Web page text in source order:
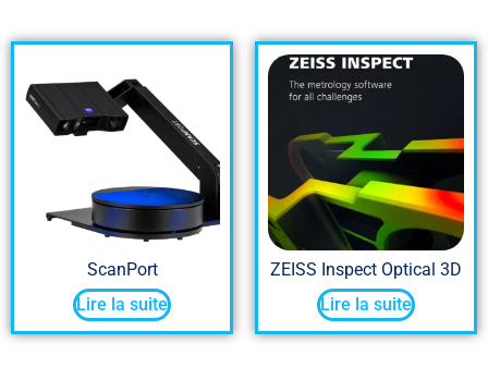
ScanPort
Lire la suite
ZEISS Inspect Optical 3D
Lire la suite